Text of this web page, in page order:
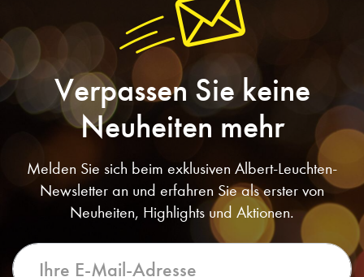
Verpassen Sie keine
Neuheiten mehr
Melden Sie sich beim exklusiven Albert-Leuchten-
Newsletter an und erfahren Sie als erster von
Neuheiten, Highlights und Aktionen.